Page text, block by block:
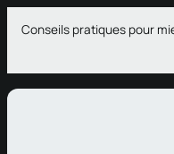
contenu
Conseils pratiques pour